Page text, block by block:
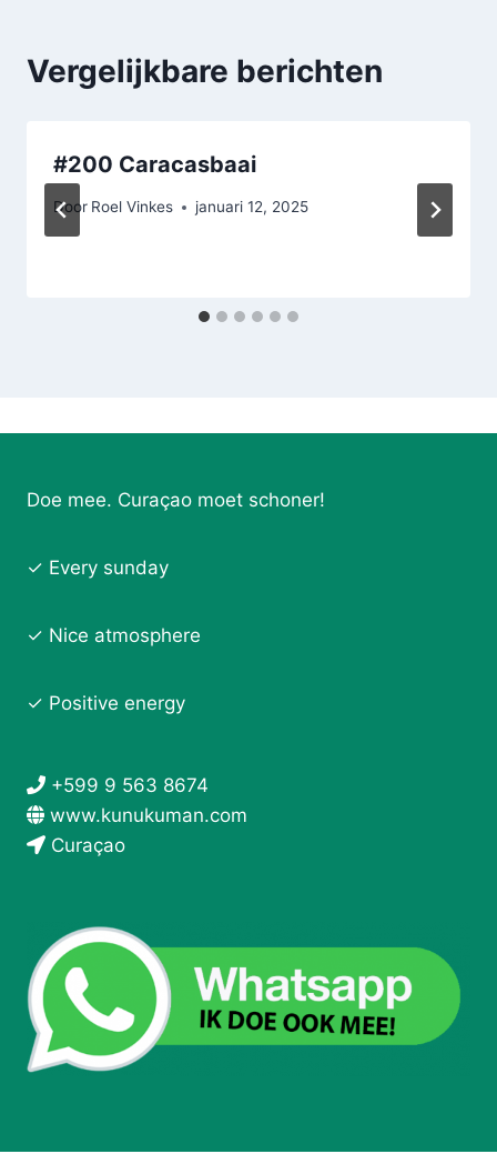
Vergelijkbare berichten
#200 Caracasbaai
Door Roel Vinkes januari 12, 2025
Doe mee. Curaçao moet schoner!
✓ Every sunday
✓ Nice atmosphere
✓ Positive energy
+599 9 563 8674
www.kunukuman.com
Curaçao